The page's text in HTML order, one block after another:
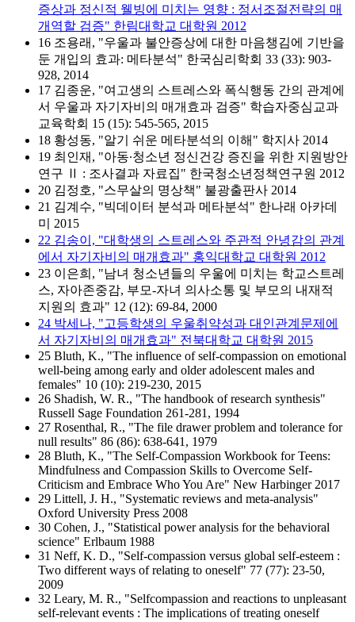
증상과 정신적 웰빙에 미치는 영향 : 정서조절전략의 매
개역할 검증" 한림대학교 대학원 2012
16 조용래, "우울과 불안증상에 대한 마음챙김에 기반을
둔 개입의 효과: 메타분석" 한국심리학회 33 (33): 903-
928, 2014
17 김종운, "여고생의 스트레스와 폭식행동 간의 관계에
서 우울과 자기자비의 매개효과 검증" 학습자중심교과
교육학회 15 (15): 545-565, 2015
18 황성동, "알기 쉬운 메타분석의 이해" 학지사 2014
19 최인재, "아동·청소년 정신건강 증진을 위한 지원방안
연구 Ⅱ : 조사결과 자료집" 한국청소년정책연구원 2012
20 김정호, "스무살의 명상책" 불광출판사 2014
21 김계수, "빅데이터 분석과 메타분석" 한나래 아카데
미 2015
22 김송이, "대학생의 스트레스와 주관적 안녕감의 관계
에서 자기자비의 매개효과" 홍익대학교 대학원 2012
23 이은희, "남녀 청소년들의 우울에 미치는 학교스트레
스, 자아존중감, 부모-자녀 의사소통 및 부모의 내재적
지원의 효과" 12 (12): 69-84, 2000
24 박세나, "고등학생의 우울취약성과 대인관계문제에
서 자기자비의 매개효과" 전북대학교 대학원 2015
25 Bluth, K., "The influence of self-compassion on emotional
well-being among early and older adolescent males and
females" 10 (10): 219-230, 2015
26 Shadish, W. R., "The handbook of research synthesis"
Russell Sage Foundation 261-281, 1994
27 Rosenthal, R., "The file drawer problem and tolerance for
null results" 86 (86): 638-641, 1979
28 Bluth, K., "The Self-Compassion Workbook for Teens:
Mindfulness and Compassion Skills to Overcome Self-
Criticism and Embrace Who You Are" New Harbinger 2017
29 Littell, J. H., "Systematic reviews and meta-analysis"
Oxford University Press 2008
30 Cohen, J., "Statistical power analysis for the behavioral
science" Erlbaum 1988
31 Neff, K. D., "Self‐compassion versus global self‐esteem :
Two different ways of relating to oneself" 77 (77): 23-50,
2009
32 Leary, M. R., "Selfcompassion and reactions to unpleasant
self-relevant events : The implications of treating oneself